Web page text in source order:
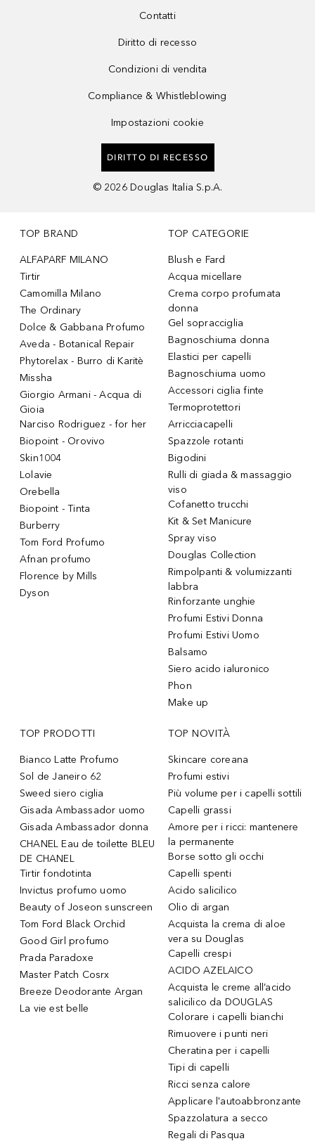
Contatti
Diritto di recesso
Condizioni di vendita
Compliance & Whistleblowing
Impostazioni cookie
DIRITTO DI RECESSO
© 2026 Douglas Italia S.p.A.
TOP BRAND
ALFAPARF MILANO
Tirtir
Camomilla Milano
The Ordinary
Dolce & Gabbana Profumo
Aveda - Botanical Repair
Phytorelax - Burro di Karitè
Missha
Giorgio Armani - Acqua di
Gioia
Narciso Rodriguez - for her
Biopoint - Orovivo
Skin1004
Lolavie
Orebella
Biopoint - Tinta
Burberry
Tom Ford Profumo
Afnan profumo
Florence by Mills
Dyson
TOP CATEGORIE
Blush e Fard
Acqua micellare
Crema corpo profumata
donna
Gel sopracciglia
Bagnoschiuma donna
Elastici per capelli
Bagnoschiuma uomo
Accessori ciglia finte
Termoprotettori
Arricciacapelli
Spazzole rotanti
Bigodini
Rulli di giada & massaggio
viso
Cofanetto trucchi
Kit & Set Manicure
Spray viso
Douglas Collection
Rimpolpanti & volumizzanti
labbra
Rinforzante unghie
Profumi Estivi Donna
Profumi Estivi Uomo
Balsamo
Siero acido ialuronico
Phon
Make up
TOP PRODOTTI
Bianco Latte Profumo
Sol de Janeiro 62
Sweed siero ciglia
Gisada Ambassador uomo
Gisada Ambassador donna
CHANEL Eau de toilette BLEU
DE CHANEL
Tirtir fondotinta
Invictus profumo uomo
Beauty of Joseon sunscreen
Tom Ford Black Orchid
Good Girl profumo
Prada Paradoxe
Master Patch Cosrx
Breeze Deodorante Argan
La vie est belle
TOP NOVITÀ
Skincare coreana
Profumi estivi
Più volume per i capelli sottili
Capelli grassi
Amore per i ricci: mantenere
la permanente
Borse sotto gli occhi
Capelli spenti
Acido salicilico
Olio di argan
Acquista la crema di aloe
vera su Douglas
Capelli crespi
ACIDO AZELAICO
Acquista le creme all’acido
salicilico da DOUGLAS
Colorare i capelli bianchi
Rimuovere i punti neri
Cheratina per i capelli
Tipi di capelli
Ricci senza calore
Applicare l'autoabbronzante
Spazzolatura a secco
Regali di Pasqua